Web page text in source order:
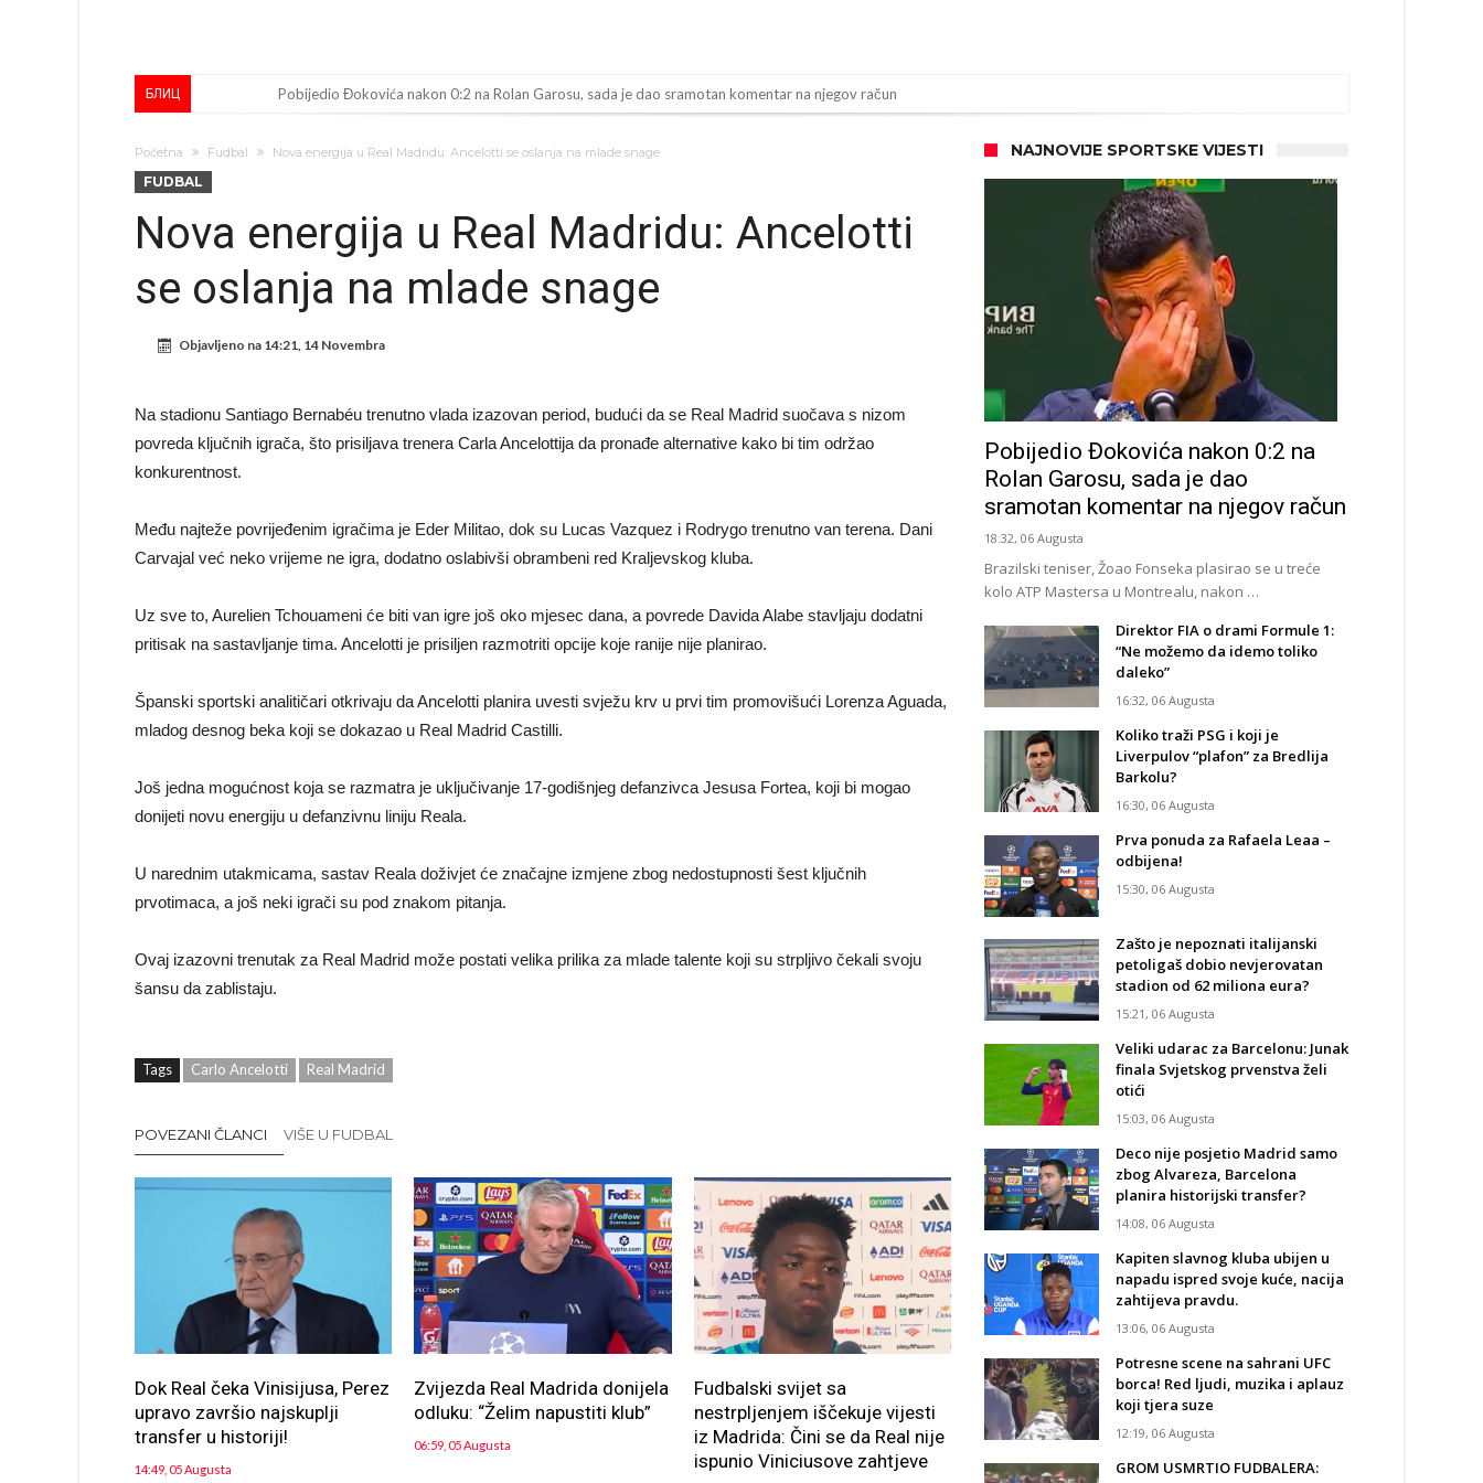
БЛИЦ Pobijedio Đokovića nakon 0:2 na Rolan Garosu, sada je dao sramotan komentar na njegov račun
Zašto je nepoznati italijanski petoligaš dobio nevjerovatan stadion od 62 miliona eura?
Veliki udarac za Barcelonu: Junak finala Svjetskog prvenstva želi otići
Kapiten slavnog kluba ubijen u napadu ispred svoje kuće, nacija zahtijeva pravdu.
Početna Fudbal Nova energija u Real Madridu: Ancelotti se oslanja na mlade snage
FUDBAL
Nova energija u Real Madridu: Ancelotti
se oslanja na mlade snage
Objavljeno na 14:21, 14 Novembra
Na stadionu Santiago Bernabéu trenutno vlada izazovan period, budući da se Real Madrid suočava s nizom
povreda ključnih igrača, što prisiljava trenera Carla Ancelottija da pronađe alternative kako bi tim održao
konkurentnost.
Među najteže povrijeđenim igračima je Eder Militao, dok su Lucas Vazquez i Rodrygo trenutno van terena. Dani
Carvajal već neko vrijeme ne igra, dodatno oslabivši obrambeni red Kraljevskog kluba.
Uz sve to, Aurelien Tchouameni će biti van igre još oko mjesec dana, a povrede Davida Alabe stavljaju dodatni
pritisak na sastavljanje tima. Ancelotti je prisiljen razmotriti opcije koje ranije nije planirao.
Španski sportski analitičari otkrivaju da Ancelotti planira uvesti svježu krv u prvi tim promovišući Lorenza Aguada,
mladog desnog beka koji se dokazao u Real Madrid Castilli.
Još jedna mogućnost koja se razmatra je uključivanje 17-godišnjeg defanzivca Jesusa Fortea, koji bi mogao
donijeti novu energiju u defanzivnu liniju Reala.
U narednim utakmicama, sastav Reala doživjet će značajne izmjene zbog nedostupnosti šest ključnih
prvotimaca, a još neki igrači su pod znakom pitanja.
Ovaj izazovni trenutak za Real Madrid može postati velika prilika za mlade talente koji su strpljivo čekali svoju
šansu da zablistaju.
Tags Carlo Ancelotti Real Madrid
POVEZANI ČLANCI VIŠE U FUDBAL
Dok Real čeka Vinisijusa, Perez
upravo završio najskuplji
transfer u historiji!
14:49, 05 Augusta
Zvijezda Real Madrida donijela
odluku: “Želim napustiti klub”
06:59, 05 Augusta
Fudbalski svijet sa
nestrpljenjem iščekuje vijesti
iz Madrida: Čini se da Real nije
ispunio Viniciusove zahtjeve
NAJNOVIJE SPORTSKE VIJESTI
Pobijedio Đokovića nakon 0:2 na
Rolan Garosu, sada je dao
sramotan komentar na njegov račun
18:32, 06 Augusta
Brazilski teniser, Žoao Fonseka plasirao se u treće
kolo ATP Mastersa u Montrealu, nakon …
Direktor FIA o drami Formule 1:
“Ne možemo da idemo toliko
daleko”
16:32, 06 Augusta
Koliko traži PSG i koji je
Liverpulov “plafon” za Bredlija
Barkolu?
16:30, 06 Augusta
Prva ponuda za Rafaela Leaa –
odbijena!
15:30, 06 Augusta
Zašto je nepoznati italijanski
petoligaš dobio nevjerovatan
stadion od 62 miliona eura?
15:21, 06 Augusta
Veliki udarac za Barcelonu: Junak
finala Svjetskog prvenstva želi
otići
15:03, 06 Augusta
Deco nije posjetio Madrid samo
zbog Alvareza, Barcelona
planira historijski transfer?
14:08, 06 Augusta
Kapiten slavnog kluba ubijen u
napadu ispred svoje kuće, nacija
zahtijeva pravdu.
13:06, 06 Augusta
Potresne scene na sahrani UFC
borca! Red ljudi, muzika i aplauz
koji tjera suze
12:19, 06 Augusta
GROM USMRTIO FUDBALERA: